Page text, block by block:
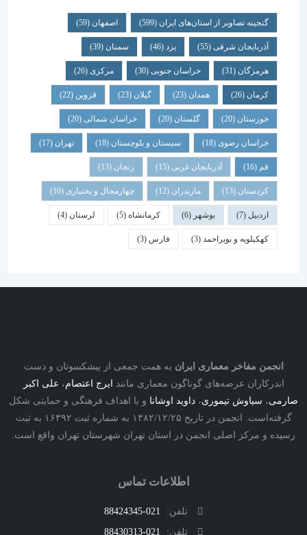
گنجینه تصاویر از استان‌های ایران(599) اصفهان (59)
آذربایجان شرقی(55) یزد سمنان (39)
هرمزگان(31) خراسان جنوبی(30) مرکزی (26)
همدان گیلان قزوین
خوزستان(20) گلستان (20) خراسان شمالی(20)
خراسان رضوی(18) سیستان و بلوچستان(18) تهران
آذربایجان غربی(15) زنجان
کردستان(13) مازندران(12) چهارمحال و بختیاری (10)
بوشهر کرمانشاه(5) لرستان (4)
کهکیلویه و بویراحمد(3) فارس
مفاخر معماری ایرانبه همت جمعی از پیشکسوتان و دست
عرصه‌های گوناگون معماری مانندایرج اعتصام،علی اکبر
،سیاوش تیموری،داوید اوشانا و با اهداف فرهنگی و حمایتی شکل
گرفته‌است. انجمن در تاریخ ۱۳۸۲/۱۲/۲۵ به شماره ثبت ۱۶۳۹۲ به ثبت
و مرکز اصلی انجمن در استان تهران شهرستان تهران واقع است.
اطلاعات تماس
تلفن:
021-88424345
تلفن:
021-88430313